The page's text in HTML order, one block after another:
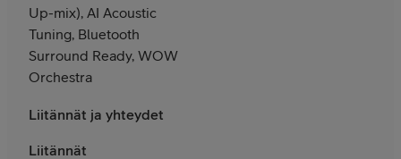
Up-mix), AI Acoustic
Tuning, Bluetooth
Surround Ready, WOW
Orchestra
Liitännät ja yhteydet
Liitännät